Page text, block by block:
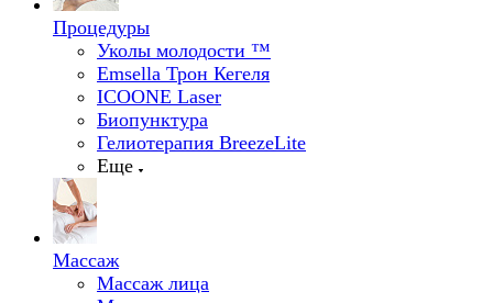
Процедуры
Уколы молодости ™
Emsella Трон Кегеля
ICOONE Laser
Биопунктура
Гелиотерапия BreezeLite
Еще
Массаж
Массаж лица